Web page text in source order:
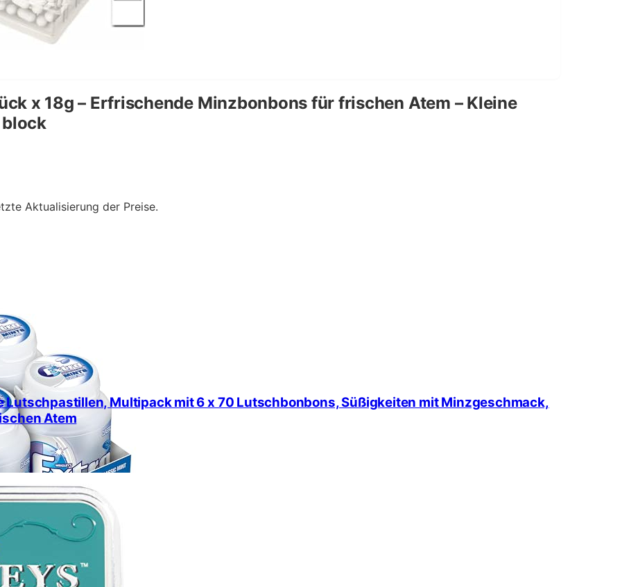
x 18g – Erfrischende Minzbonbons für frischen Atem – Kleine
block
Aktualisierung der Preise.
Lutschpastillen, Multipack mit 6 x 70 Lutschbonbons, Süßigkeiten mit Minzgeschmack,
Atem